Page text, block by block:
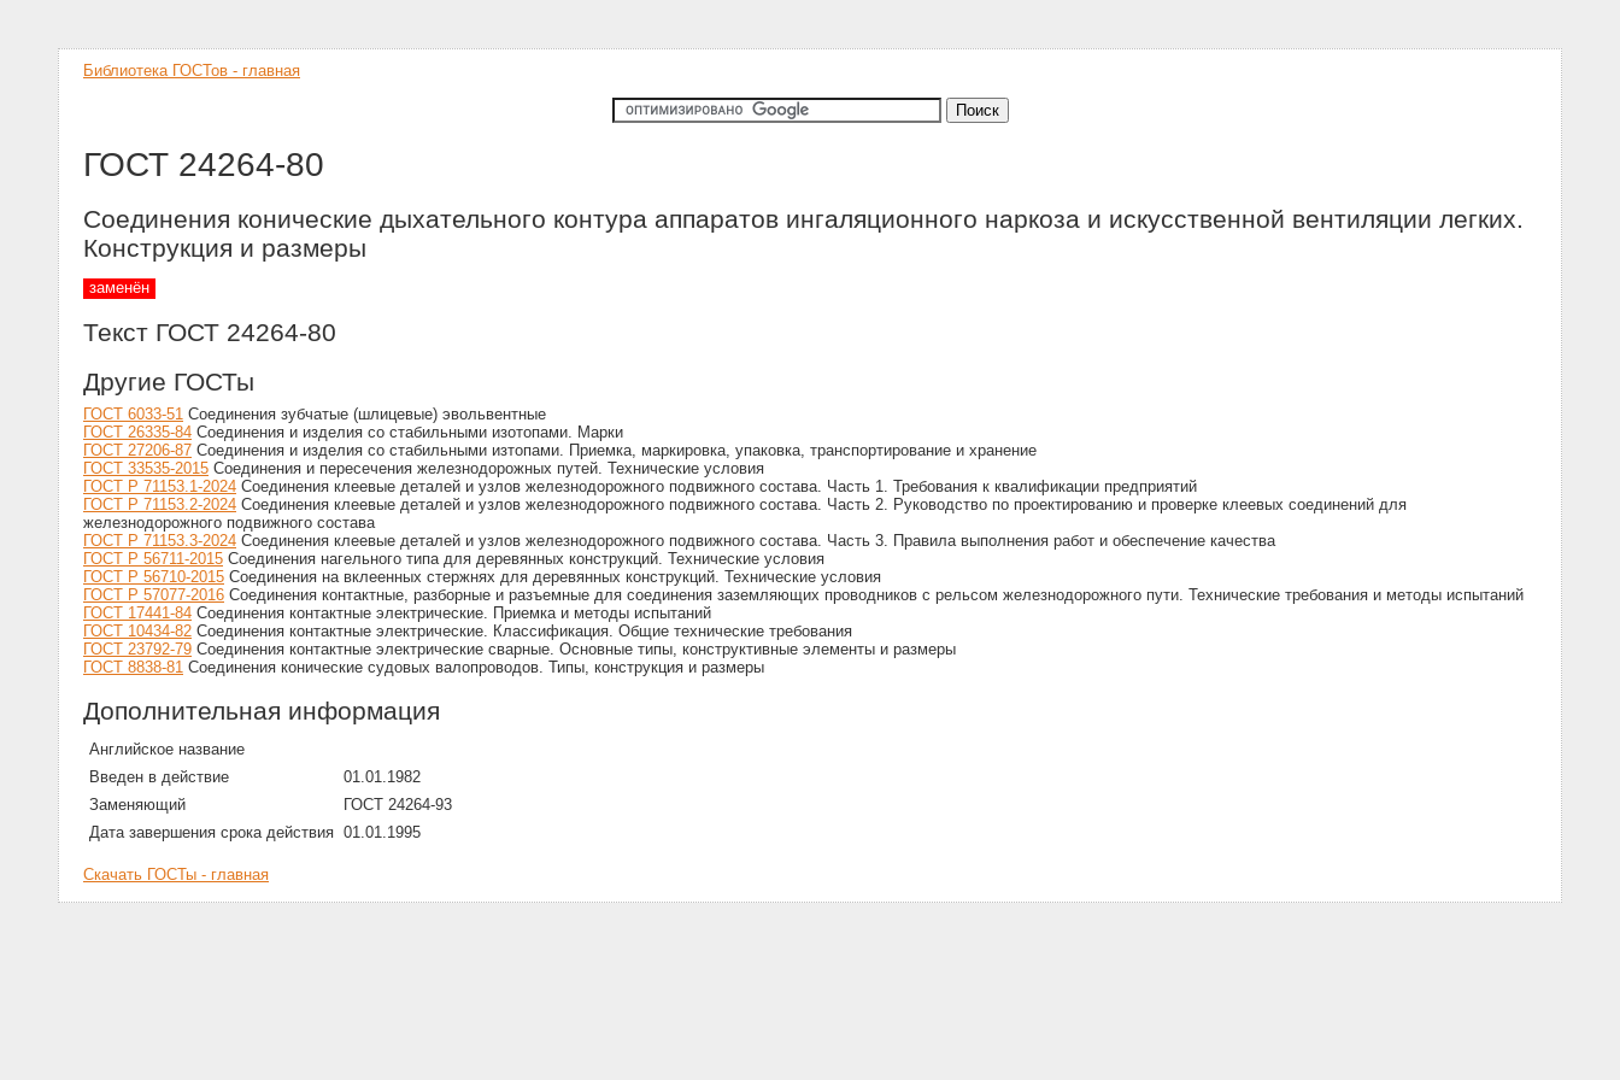
Библиотека ГОСТов - главная
ГОСТ 24264-80
Соединения конические дыхательного контура аппаратов ингаляционного наркоза и искусственной вентиляции легких.
Конструкция и размеры
заменён
Текст ГОСТ 24264-80
Другие ГОСТы
ГОСТ 6033-51 Соединения зубчатые (шлицевые) эвольвентные
ГОСТ 26335-84 Соединения и изделия со стабильными изотопами. Марки
ГОСТ 27206-87 Соединения и изделия со стабильными изтопами. Приемка, маркировка, упаковка, транспортирование и хранение
ГОСТ 33535-2015 Соединения и пересечения железнодорожных путей. Технические условия
ГОСТ Р 71153.1-2024 Соединения клеевые деталей и узлов железнодорожного подвижного состава. Часть 1. Требования к квалификации предприятий
ГОСТ Р 71153.2-2024 Соединения клеевые деталей и узлов железнодорожного подвижного состава. Часть 2. Руководство по проектированию и проверке клеевых соединений для
железнодорожного подвижного состава
ГОСТ Р 71153.3-2024 Соединения клеевые деталей и узлов железнодорожного подвижного состава. Часть 3. Правила выполнения работ и обеспечение качества
ГОСТ Р 56711-2015 Соединения нагельного типа для деревянных конструкций. Технические условия
ГОСТ Р 56710-2015 Соединения на вклеенных стержнях для деревянных конструкций. Технические условия
ГОСТ Р 57077-2016 Соединения контактные, разборные и разъемные для соединения заземляющих проводников с рельсом железнодорожного пути. Технические требования и методы испытаний
ГОСТ 17441-84 Соединения контактные электрические. Приемка и методы испытаний
ГОСТ 10434-82 Соединения контактные электрические. Классификация. Общие технические требования
ГОСТ 23792-79 Соединения контактные электрические сварные. Основные типы, конструктивные элементы и размеры
ГОСТ 8838-81 Соединения конические судовых валопроводов. Типы, конструкция и размеры
Дополнительная информация
Английское название
Введен в действие
01.01.1982
Заменяющий
ГОСТ 24264-93
Дата завершения срока действия 01.01.1995
Скачать ГОСТы - главная